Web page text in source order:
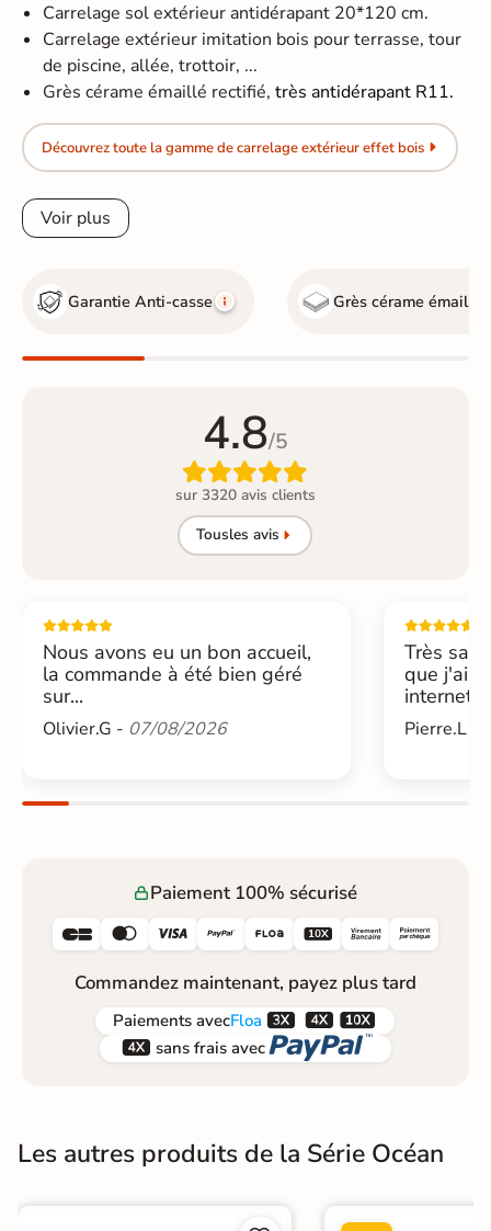
Carrelage sol extérieur antidérapant 20*120 cm.
Carrelage extérieur imitation bois pour terrasse, tour
de piscine, allée, trottoir, ...
Grès cérame émaillé rectifié,très antidérapant R11.
Découvrez toute la gamme de carrelage extérieur effet bois
Voir plus
Garantie Anti-casse Grès cérame émaillé
4.8/5

sur 3320 avis clients
Tousles avis
Nous avons eu un bon accueil,
la commande à été bien géré
sur...
Olivier.G - 07/08/2026
Très
que j'ai
internet....
Pierre.L -
Paiement 100% sécurisé
     
Commandez maintenant, payez plus tard
Paiements avecFloa  
 sans frais avec 
Les autres produits de la Série Océan